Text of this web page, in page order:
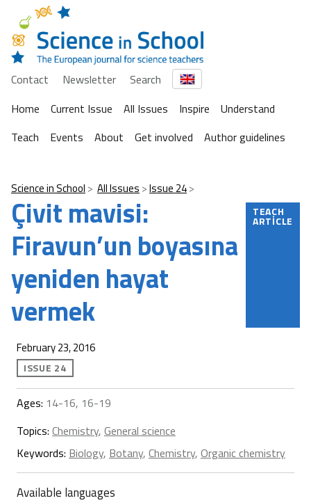
Contact Newsletter
Search
Home
Current Issue All Issues Inspire
Understand
Teach
Events About Get involved Author guidelines
Science in School All Issues Issue 24
Çivit mavisi:
Firavun’un boyasına
yeniden hayat
vermek
TEACH
ARTICLE
February 23, 2016
ISSUE 24
Ages: 14-16, 16-19
Topics: Chemistry, General science
Keywords: Biology, Botany, Chemistry, Organic chemistry
Available languages